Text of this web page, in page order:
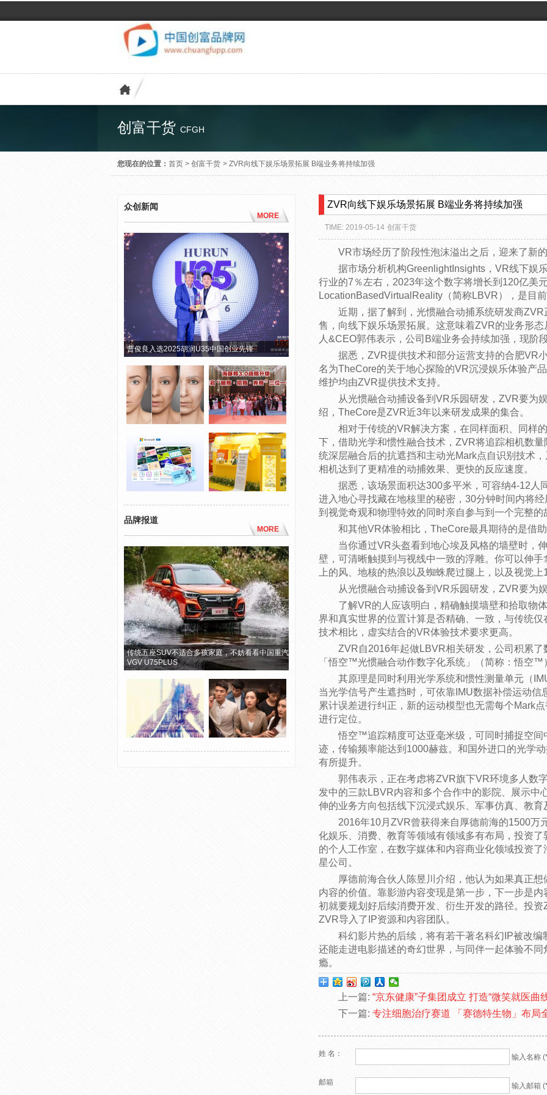
创富干货 CFGH
您现在的位置： 首页 > 创富干货 > ZVR向线下娱乐场景拓展 B端业务将持续加强
众创新闻
MORE
曹俊良入选2025胡润U35中国创业先锋
品牌报道
MORE
传统五座SUV不适合多孩家庭，不妨看看中国重汽
VGV U75PLUS
ZVR向线下娱乐场景拓展 B端业务将持续加强
TIME: 2019-05-14 创富干货
VR市场经历了阶段性泡沫溢出之后，迎来了新
据市场分析机构GreenlightInsights，VR线下娱
行业的7％左右，2023年这个数字将增长到120亿美
LocationBasedVirtualReality（简称LBVR），是目
近期，据了解到，光惯融合动捕系统研发商
售，向线下娱乐场景拓展。这意味着ZVR的业务形
人&CEO郭伟表示，公司B端业务会持续加强，现阶
据悉，ZVR提供技术和部分运营支持的合肥VR
名为TheCore的关于地心探险的VR沉浸娱乐体验产
维护均由ZVR提供技术支持。
从光惯融合动捕设备到VR乐园研发，ZVR要为
绍，TheCore是ZVR近3年以来研发成果的集合。
相对于传统的VR解决方案，在同样面积、同样
下，借助光学和惯性融合技术，ZVR将追踪相机数
统深层融合后的抗遮挡和主动光Mark点自识别技术
相机达到了更精准的动捕效果、更快的反应速度。
据悉，该场景面积达300多平米，可容纳4-12人
进入地心寻找藏在地核里的秘密，30分钟时间内将
到视觉奇观和物理特效的同时亲自参与到一个完整的
和其他VR体验相比，TheCore最具期待的是借
当你通过VR头盔看到地心埃及风格的墙壁时，
壁，可清晰触摸到与视线中一致的浮雕。你可以伸
上的风、地核的热浪以及蜘蛛爬过腿上，以及视觉
从光惯融合动捕设备到VR乐园研发，ZVR要为
了解VR的人应该明白，精确触摸墙壁和拾取物
界和真实世界的位置计算是否精确、一致，与传统
技术相比，虚实结合的VR体验技术要求更高。
ZVR自2016年起做LBVR相关研发，公司积累
「悟空™光惯融合动作数字化系统」（简称：悟空™
其原理是同时利用光学系统和惯性测量单元（
当光学信号产生遮挡时，可依靠IMU数据补偿运动
累计误差进行纠正，新的运动模型也无需每个Mark
进行定位。
悟空™追踪精度可达亚毫米级，可同时捕捉空间
迹，传输频率能达到1000赫兹。和国外进口的光学
有所提升。
郭伟表示，正在考虑将ZVR旗下VR环境多人数
发中的三款LBVR内容和多个合作中的影院、展示中
伸的业务方向包括线下沉浸式娱乐、军事仿真、教育
2016年10月ZVR曾获得来自厚德前海的1500万
化娱乐、消费、教育等领域有领域多有布局，投资
的个人工作室，在数字媒体和内容商业化领域投资
星公司。
厚德前海合伙人陈昱川介绍，他认为如果真正想
内容的价值。靠影游内容变现是第一步，下一步是
初就要规划好后续消费开发、衍生开发的路径。投
ZVR导入了IP资源和内容团队。
科幻影片热的后续，将有若干著名科幻IP被改
还能走进电影描述的奇幻世界，与同伴一起体验不同
瘾。
上一篇: “京东健康”子集团成立 打造“微笑就医曲
下一篇: 专注细胞治疗赛道 「赛德特生物」布局
姓 名： 输入名称
邮箱 输入邮箱